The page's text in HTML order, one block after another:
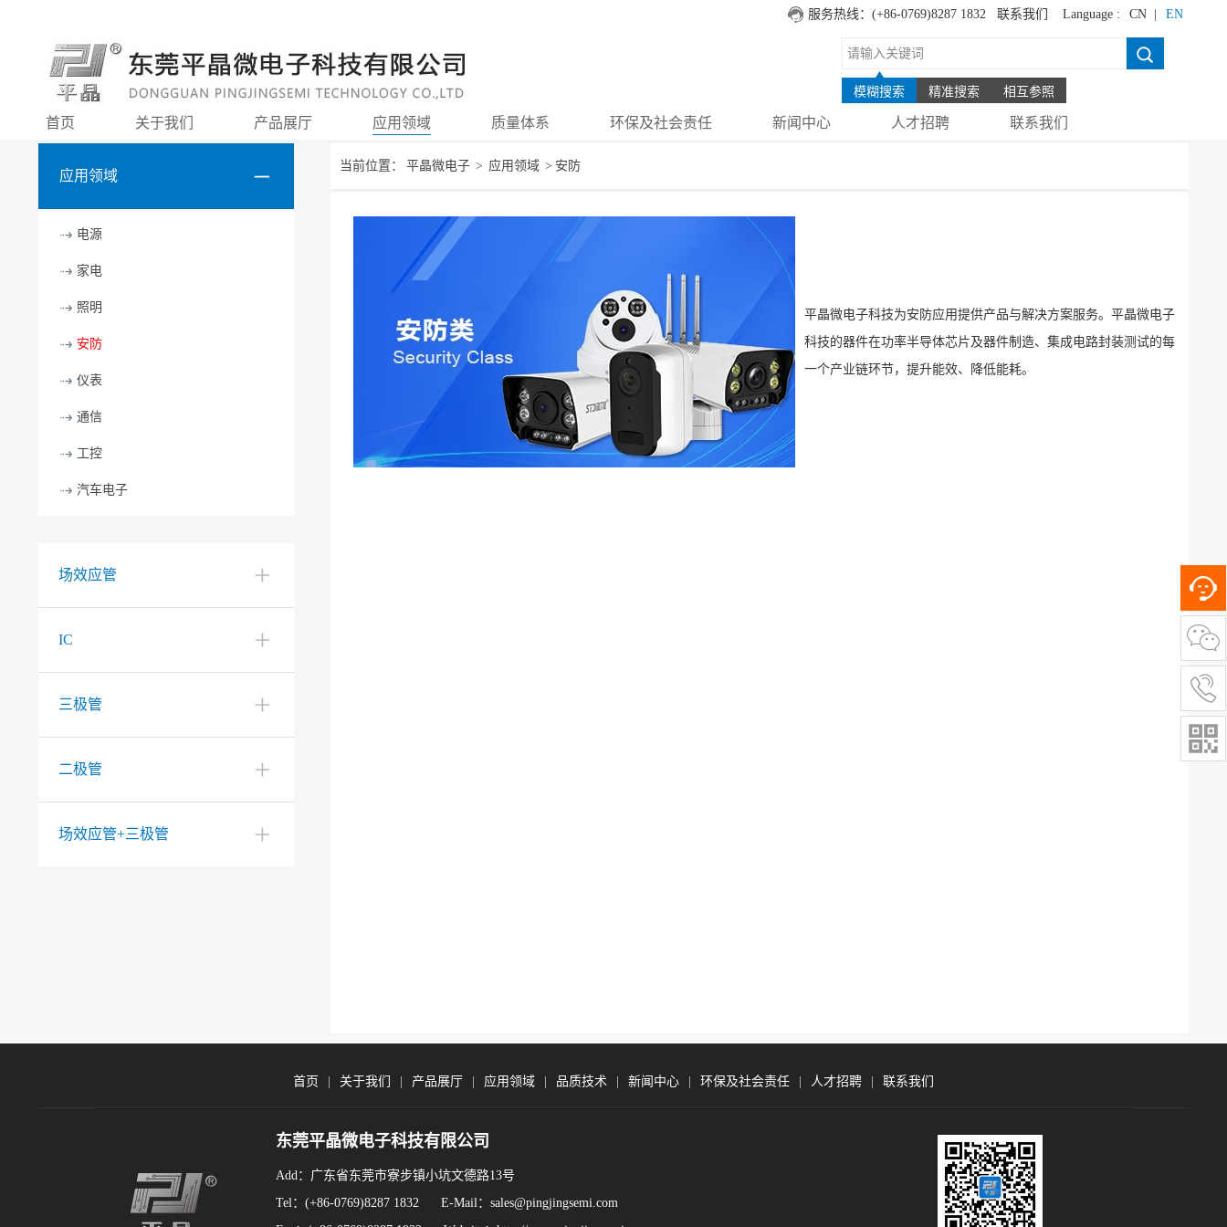
服务热线：(+86-0769)8287 1832 联系我们 Language : CN | EN
模糊搜索 精准搜索 相互参照
首页 关于我们 产品展厅 应用领域 质量体系 环保及社会责任 新闻中心 人才招聘 联系我们
应用领域
电源
家电
照明
安防
仪表
通信
工控
汽车电子
场效应管
IC
三极管
二极管
场效应管+三极管
当前位置： 平晶微电子 > 应用领域 > 安防
平晶微电子科技为安防应用提供产品与解决方案服务。平晶微电子
科技的器件在功率半导体芯片及器件制造、集成电路封装测试的每
一个产业链环节，提升能效、降低能耗。
首页 关于我们 产品展厅 应用领域 品质技术 新闻中心 环保及社会责任 人才招聘 联系我们
东莞平晶微电子科技有限公司
Add：广东省东莞市寮步镇小坑文德路13号
Tel：(+86-0769)8287 1832 E-Mail： sales@pingjingsemi.com